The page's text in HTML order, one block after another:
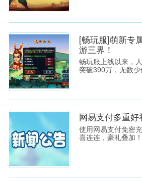
[畅玩服]萌新专
游三界！
畅玩服上线以来，
突破390万，无数
自踏入三界，开启
网易支付多重
使用网易支付免密
喜连连，豪礼叠加
年9月8日8:00 活